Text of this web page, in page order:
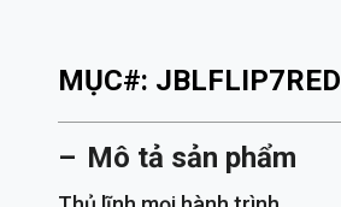
MỤC#: JBLFLIP7RED
Mô tả sản phẩm